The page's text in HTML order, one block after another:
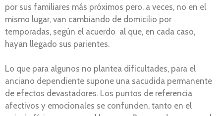
por sus familiares más próximos pero, a veces, no en el
mismo lugar, van cambiando de domicilio por
temporadas, según el acuerdo al que, en cada caso,
hayan llegado sus parientes.
Lo que para algunos no plantea dificultades, para el
anciano dependiente supone una sacudida permanente
de efectos devastadores. Los puntos de referencia
afectivos y emocionales se confunden, tanto en el